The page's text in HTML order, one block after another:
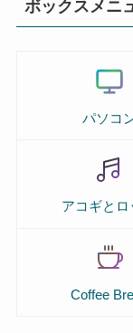
ボックスメニ
パソコ
アコギとロ
Coffee